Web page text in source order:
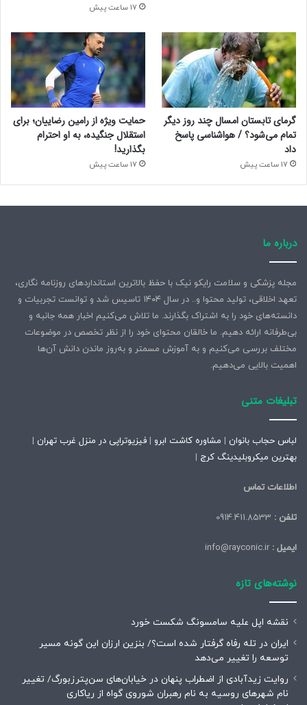
17 ساعت پیش
گرمای تابستان امسال چند روز دیگر
تمام می‌شود؟ / هواشناسی پاسخ
داد
17 ساعت پیش
حمایت ویژه از رامین رضاییان؛ برای
استقلال جنگیده، به او احترام
بگذارید!
17 ساعت پیش
درباره ما
مجله پزشکی و سلامت رایکو نیک با حفظ بالاترین استانداردهای روزنامه نگاری،
تعهد اخلاقی، تولید محتوا و.. در سال ۱۴۰۴ تاسیس شد و توانست تجربیات و
دانسته‌های خود را به اشتراک بگذارند. ما تلاش می‌کنیم اخبار همه جانبه و
بی‌طرفانه ارائه دهیم. ما خالقان محتوای خود را از نظر تخصص در موضوعات
مختلف بررسی می‌کنیم و به آموزش مسمتر و به‌روز ماندن دانش آن‌ها
اهمیت بالایی می‌دهیم.
تبلیغات متنی
لباس حجاب بانوان | مشاوره کاشت ابرو | فیزیوتراپی در منزل غرب تهران |
بهترین میکروبلیدینگ کرج |
اطلاعات تماس
تلفن :
ایمیل :
نوشته‌های تازه
نقشه اپل علیه سامسونگ شکست خورد
ایران در تله رفاه گرفتار شده است؟/ بنزین ارزان این گونه مسیر
توسعه را تغییر می‌دهد
روایت زیدآبادی از اضطراب پنهان در خیابان‌های سن‌پترزبورگ/ تغییر
نام شهرهای روسیه به نام رهبران شوروی گواه از ریاکاری